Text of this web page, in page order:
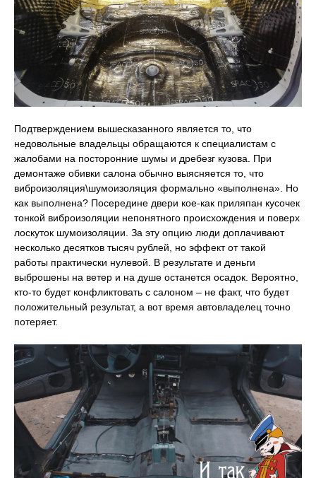
Подтверждением вышесказанного является то, что
недовольные владельцы обращаются к специалистам с
жалобами на посторонние шумы и дребезг кузова. При
демонтаже обивки салона обычно выясняется то, что
виброизоляция\шумоизоляция формально «выполнена». Но
как выполнена? Посередине двери кое-как приляпан кусочек
тонкой виброизоляции непонятного происхождения и поверх
лоскуток шумоизоляции. За эту опцию люди доплачивают
несколько десятков тысяч рублей, но эффект от такой
работы практически нулевой. В результате и деньги
выброшены на ветер и на душе останется осадок. Вероятно,
кто-то будет конфликтовать с салоном – не факт, что будет
положительный результат, а вот время автовладелец точно
потеряет.